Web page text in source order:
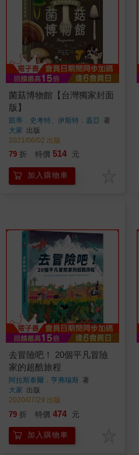
菌菇博物館【台灣獨家封面
版】
凱蒂．史考特、伊斯特．蓋亞 著
大家 出版
2021/06/02 出版
79 折 特價 514 元
加入購物車
去冒險吧！ 20個平凡冒險
家的超酷旅程
阿拉斯泰爾．亨弗瑞斯 著
大家 出版
2020/07/29 出版
79 折 特價 474 元
加入購物車